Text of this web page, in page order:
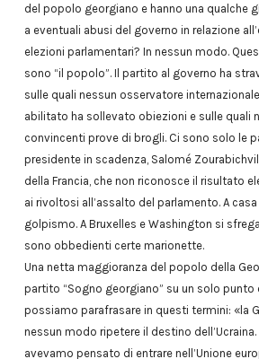
del popolo georgiano e hanno una qualche
a eventuali abusi del governo in relazione
elezioni parlamentari? In nessun modo.
sono “il popolo”. Il partito al governo ha
sulle quali nessun osservatore
abilitato ha sollevato obiezioni e sulle quali
convincenti prove di brogli. Ci sono solo le
presidente in scadenza, Salomé
della Francia, che non riconosce il risultato
ai rivoltosi all’assalto del parlamento. A
golpismo. A Bruxelles e Washington si
sono obbedienti certe marionette.
Una netta maggioranza del popolo della
partito “Sogno georgiano” su un solo punto
possiamo parafrasare in questi termini: «la
nessun modo ripetere il destino
avevamo pensato di entrare nell’Unione